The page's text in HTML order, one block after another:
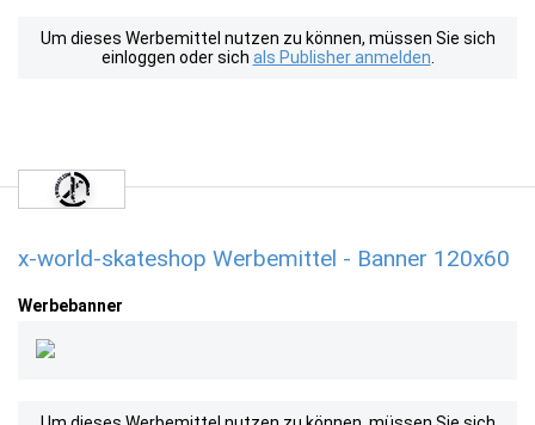
Um dieses Werbemittel nutzen zu können, müssen Sie sich
einloggen oder sich als Publisher anmelden
x-world-skateshop Werbemittel - Banner 120x60
Werbebanner